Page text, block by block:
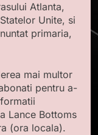
Atlanta,
Unite, si
primaria,
mai multor
pentru a-
Lance Bottoms
(ora locala).